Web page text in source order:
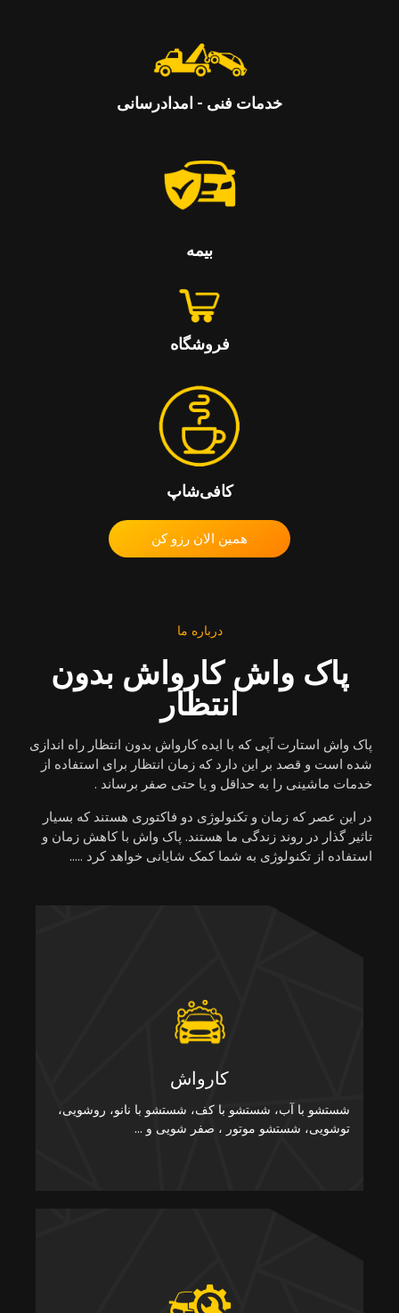
خدمات فنی - امدادرسانی
بیمه
فروشگاه
کافی‌شاپ
همین الان رزو کن
درباره ما
پاک واش کارواش بدون
انتظار
پاک واش استارت آپی که با ایده کارواش بدون انتظار راه اندازی
شده است و قصد بر این دارد که زمان انتظار برای استفاده از
خدمات ماشینی را به حداقل و یا حتی صفر برساند .
در این عصر که زمان و تکنولوژی دو فاکتوری هستند که بسیار
تاثیر گذار در روند زندگی ما هستند. پاک واش با کاهش زمان و
استفاده از تکنولوژی به شما کمک شایانی خواهد کرد …..
کارواش
شستشو با آب، شستشو با کف، شستشو با نانو، روشویی،
توشویی، شستشو موتور ، صفر شویی و ...